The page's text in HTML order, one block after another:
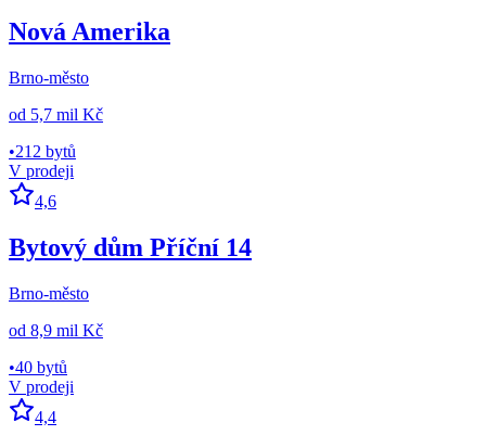
Nová Amerika
Brno-město
od 5,7 mil Kč
•212 bytů
V prodeji
4,6
Bytový dům Příční 14
Brno-město
od 8,9 mil Kč
•40 bytů
V prodeji
4,4